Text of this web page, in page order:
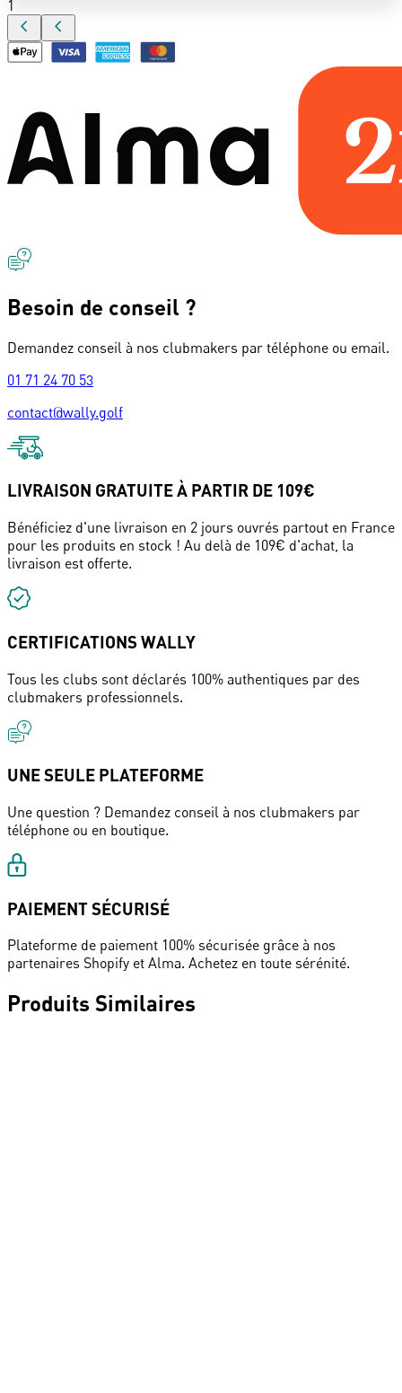
1
Besoin de conseil ?
Demandez conseil à nos clubmakers par téléphone ou email.
01 71 24 70 53
contact@wally.golf
LIVRAISON GRATUITE À PARTIR DE 109€
Bénéficiez d'une livraison en 2 jours ouvrés partout en France
pour les produits en stock ! Au delà de 109€ d'achat, la
livraison est offerte.
CERTIFICATIONS WALLY
Tous les clubs sont déclarés 100% authentiques par des
clubmakers professionnels.
UNE SEULE PLATEFORME
Une question ? Demandez conseil à nos clubmakers par
téléphone ou en boutique.
PAIEMENT SÉCURISÉ
Plateforme de paiement 100% sécurisée grâce à nos
partenaires Shopify et Alma. Achetez en toute sérénité.
Produits Similaires